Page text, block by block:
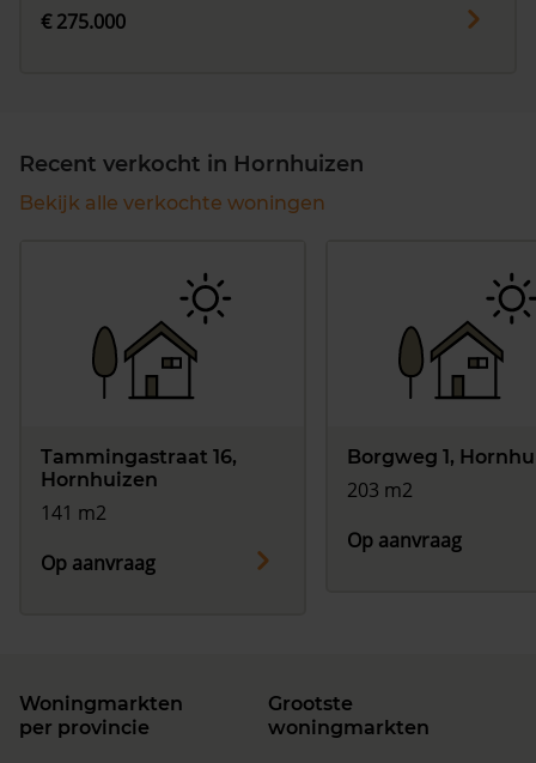
€ 275.000
Recent verkocht in Hornhuizen
Bekijk alle verkochte woningen
Tammingastraat 16,
Hornhuizen
141 m2
Op aanvraag
Borgweg 1,
203 m2
Op aanvraag
Woningmarkten
per provincie
Grootste
woningmarkten